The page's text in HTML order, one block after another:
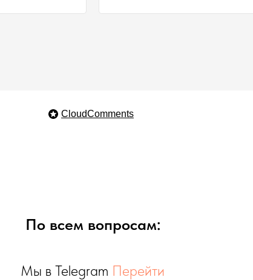
CloudComments
По всем вопросам:
Мы в Telegram Перейти